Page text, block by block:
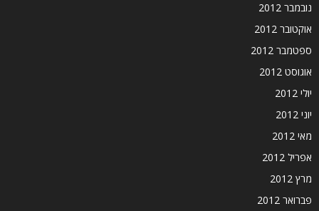
נובמבר 2012
אוקטובר 2012
ספטמבר 2012
אוגוסט 2012
יולי 2012
יוני 2012
מאי 2012
אפריל 2012
מרץ 2012
פברואר 2012